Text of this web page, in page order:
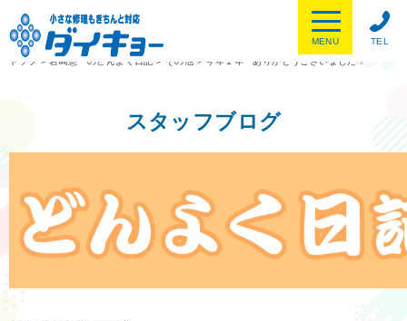
TEL
MENU
トップ
> 岩崎憲一のどんよく日記 > その他 >今年１年 ありがとうございました！
スタッフブログ